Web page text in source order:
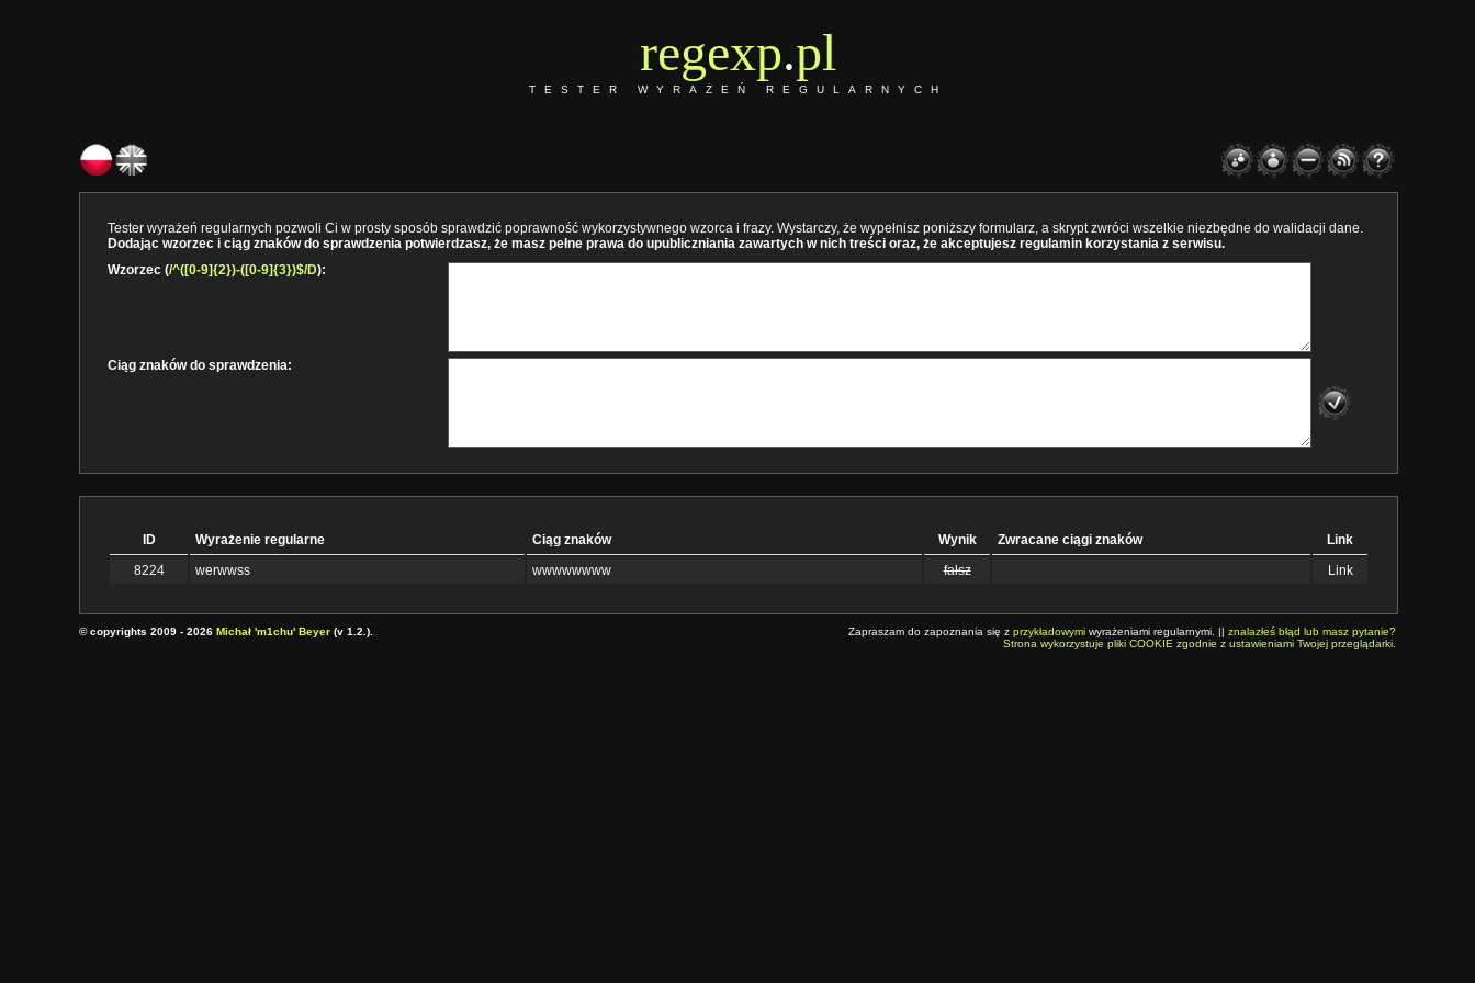
regexp.pl
TESTER WYRAŻEŃ REGULARNYCH
Tester wyrażeń regularnych pozwoli Ci w prosty sposób sprawdzić poprawność wykorzystywnego wzorca i frazy. Wystarczy, że wypełnisz poniższy formularz, a skrypt zwróci wszelkie niezbędne do walidacji dane.
Dodając wzorzec i ciąg znaków do sprawdzenia potwierdzasz, że masz pełne prawa do upubliczniania zawartych w nich treści oraz, że akceptujesz regulamin korzystania z serwisu.
Wzorzec (/^([0-9]{2})-([0-9]{3})$/D):
Ciąg znaków do sprawdzenia:
ID Wyrażenie regularne Ciąg znaków Wynik Zwracane ciągi znaków
Link
8224
werwwss wwwwwwww fałsz Link
© copyrights 2009 - 2026 Michał 'm1chu' Beyer (v 1.2.). Zapraszam do zapoznania się z przykładowymi wyrażeniami regularnymi. || znalazłeś błąd lub masz pytanie?
Strona wykorzystuje pliki COOKIE zgodnie z ustawieniami Twojej przeglądarki.